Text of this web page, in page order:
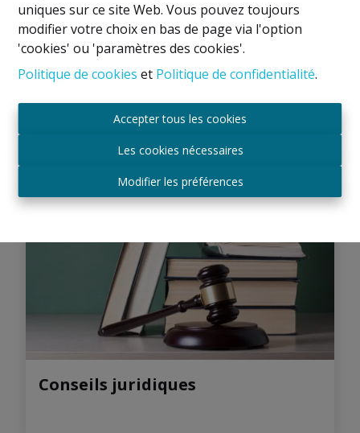
uniques sur ce site Web. Vous pouvez toujours
modifier votre choix en bas de page via l'option
'cookies' ou 'paramètres des cookies'.
Politique de cookies et Politique de confidentialité.
Accepter tous les cookies
Les cookies nécessaires
Modifier les préférences
Photos professionnelles
Conseils juridiques